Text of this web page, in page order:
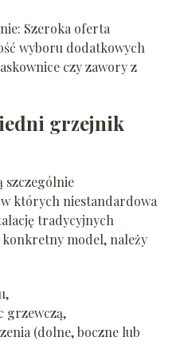
Szeroka oferta
wyboru dodatkowych
czy zawory z
grzejnik
szczególnie
których niestandardowa
tradycyjnych
konkretny model, należy
grzewczą,
(dolne, boczne lub